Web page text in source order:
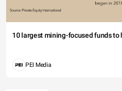
10 largest mining-focused funds
PEI Media